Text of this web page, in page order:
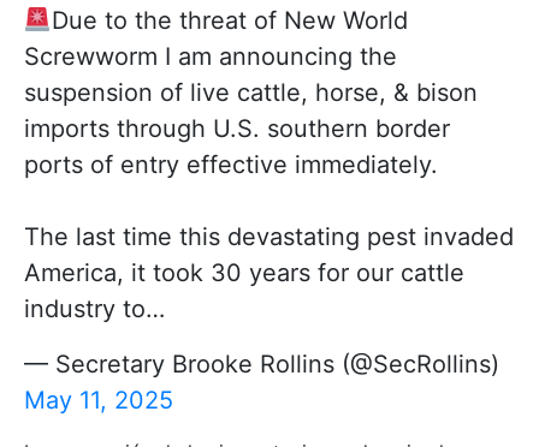
Due to the threat of New World
Screwworm I am announcing the
suspension of live cattle, horse, & bison
imports through U.S. southern border
ports of entry effective immediately.
The last time this devastating pest invaded
America, it took 30 years for our cattle
industry to…
— Secretary Brooke Rollins (@SecRollins)
May 11, 2025